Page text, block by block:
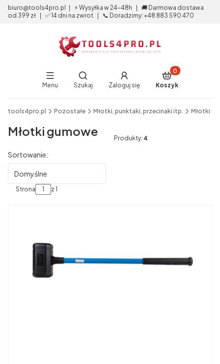
biuro@tools4pro.pl | ⚡ Wysyłka w 24-48h | 🚚 Darmowa dostawa
od 399 zł | ✅ 14 dni na zwrot | 📞 Doradzimy: +48 883 590 470
Menu
Otwórz wyszukiwarkę
Szukaj Zaloguj się
Produkty w
Koszyk
tools4pro.pl Pozostałe Młotki, punktaki, przecinaki itp. Młotki
Młotki gumowe Produkty: 4
Lista produktów
Sortowanie:
Domyślne
Strona z 1